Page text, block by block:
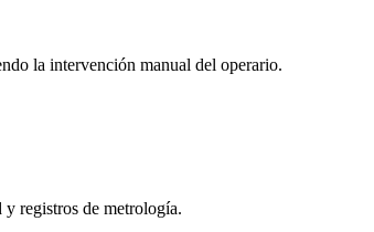
la intervención manual del operario.
registros de metrología.